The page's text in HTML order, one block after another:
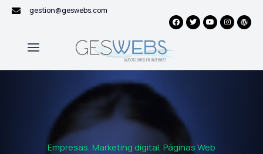
gestion@geswebs.com
Empresas, Marketing digital, Páginas Web